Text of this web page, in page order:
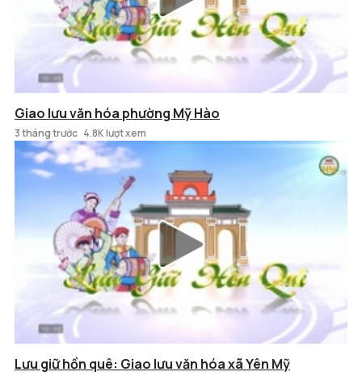
Giao lưu văn hóa phường Mỹ Hào
3 tháng trước 4.8K lượt xem
Lưu giữ hồn quê: Giao lưu văn hóa xã Yên Mỹ